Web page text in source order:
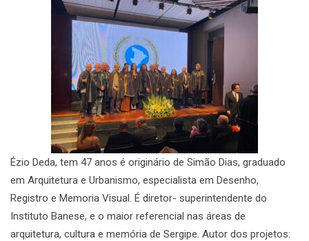
Ézio Deda, tem 47 anos é originário de Simão Dias, graduado
em Arquitetura e Urbanismo, especialista em Desenho,
Registro e Memoria Visual. É diretor- superintendente do
Instituto Banese, e o maior referencial nas áreas de
arquitetura, cultura e memória de Sergipe. Autor dos projetos: